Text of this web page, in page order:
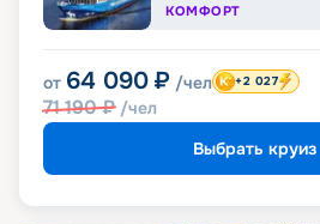
КОМФОРТ
от 64 090 ₽ /чел
71 190₽ /чел
+2 027
Выбрать круиз